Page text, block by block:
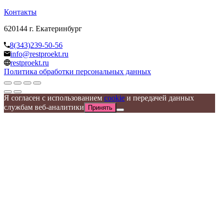
Контакты
620144 г. Екатеринбург
8(343)239-50-56
info@restproekt.ru
restproekt.ru
Политика обработки персональных данных
Я согласен с использованием cookie и передачей данных
службам веб-аналитики
Принять